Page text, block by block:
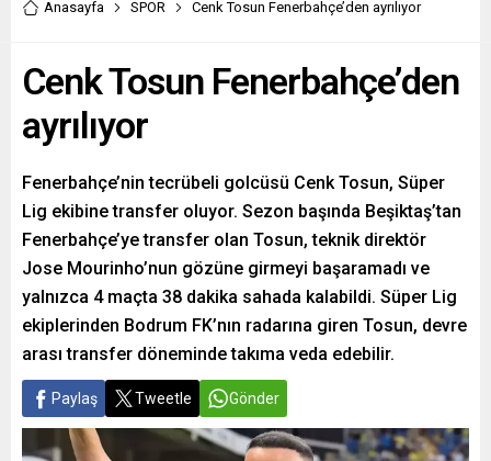
Anasayfa SPOR Cenk Tosun Fenerbahçe’den ayrılıyor
Cenk Tosun Fenerbahçe’den
ayrılıyor
Fenerbahçe’nin tecrübeli golcüsü Cenk Tosun, Süper
Lig ekibine transfer oluyor. Sezon başında Beşiktaş’tan
Fenerbahçe’ye transfer olan Tosun, teknik direktör
Jose Mourinho’nun gözüne girmeyi başaramadı ve
yalnızca 4 maçta 38 dakika sahada kalabildi. Süper Lig
ekiplerinden Bodrum FK’nın radarına giren Tosun, devre
arası transfer döneminde takıma veda edebilir.
Paylaş Tweetle Gönder